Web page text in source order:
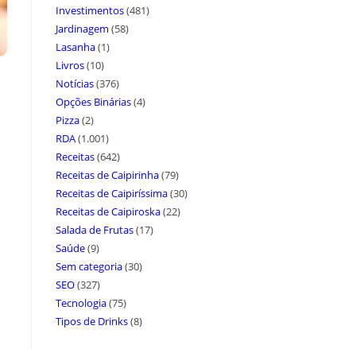
Investimentos(481)
Jardinagem (58)
Lasanha(1)
Livros(10)
Notícias(376)
Opções Binárias(4)
Pizza(2)
RDA(1.001)
Receitas(642)
Receitas de Caipirinha(79)
Receitas de Caipiríssima(30)
Receitas de Caipiroska(22)
Salada de Frutas(17)
Saúde(9)
Sem categoria(30)
SEO(327)
Tecnologia(75)
Tipos de Drinks(8)